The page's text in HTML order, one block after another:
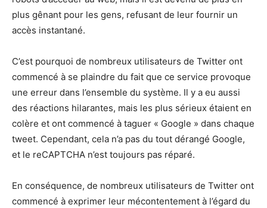
plus gênant pour les gens, refusant de leur fournir un
accès instantané.
C’est pourquoi de nombreux utilisateurs de Twitter ont
commencé à se plaindre du fait que ce service provoque
une erreur dans l’ensemble du système. Il y a eu aussi
des réactions hilarantes, mais les plus sérieux étaient en
colère et ont commencé à taguer « Google » dans chaque
tweet. Cependant, cela n’a pas du tout dérangé Google,
et le reCAPTCHA n’est toujours pas réparé.
En conséquence, de nombreux utilisateurs de Twitter ont
commencé à exprimer leur mécontentement à l’égard du